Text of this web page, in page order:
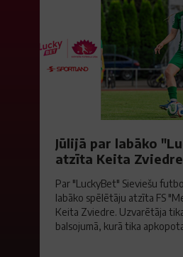
Jūlijā par labāko
atzīta Keita Zviedre
Par "LuckyBet" Sieviešu
labāko spēlētāju atzīta FS
Keita Zviedre. Uzvarētāja
balsojumā, kurā tika